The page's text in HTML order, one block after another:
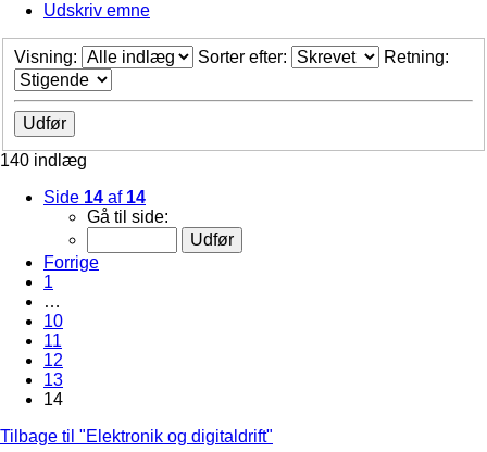
Udskriv emne
Visning: Sorter efter: Retning:
140 indlæg
Side 14 af 14
Gå til side:
Forrige
1
…
10
11
12
13
14
Tilbage til "Elektronik og digitaldrift"